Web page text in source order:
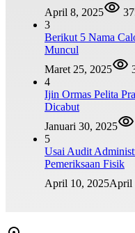
April 8, 2025
3
Berikut 5 Nama
Muncul
Maret 25, 2025
4
Ijin Ormas Pelita
Dicabut
Januari 30, 2025
5
Usai Audit
Pemeriksaan Fisik
April 10, 2025April